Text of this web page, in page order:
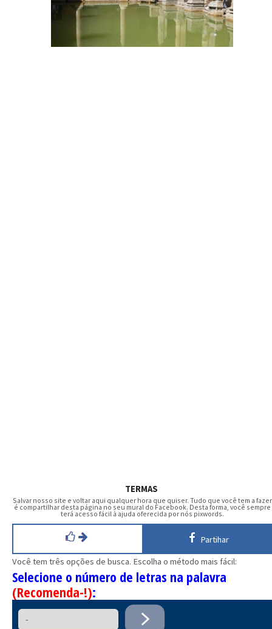
TERMAS
Salvar nosso site e voltar aqui qualquer hora que quiser. Tudo que você tem a fazer
é compartilhar desta página no seu mural do Facebook. Desta forma, você sempre
terá acesso fácil à ajuda oferecida por nós pixwords.
Partihar
Você tem três opções de busca. Escolha o método mais fácil:
Selecione o número de letras na palavra
(Recomenda-!):